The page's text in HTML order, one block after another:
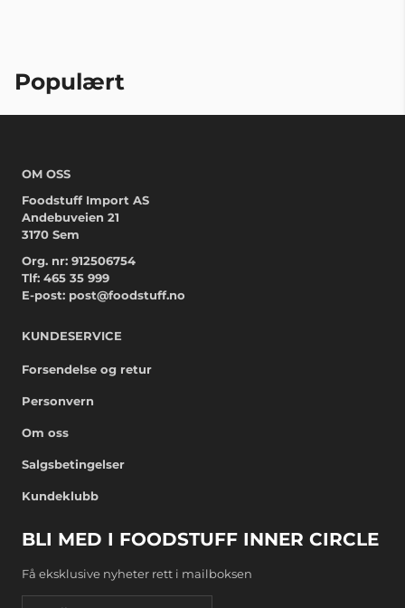
Populært
OM OSS
Foodstuff Import AS
Andebuveien 21
3170 Sem
Org. nr: 912506754
Tlf: 465 35 999
E-post: post@foodstuff.no
KUNDESERVICE
Forsendelse og retur
Personvern
Om oss
Salgsbetingelser
Kundeklubb
BLI MED I FOODSTUFF INNER CIRCLE
Få eksklusive nyheter rett i mailboksen